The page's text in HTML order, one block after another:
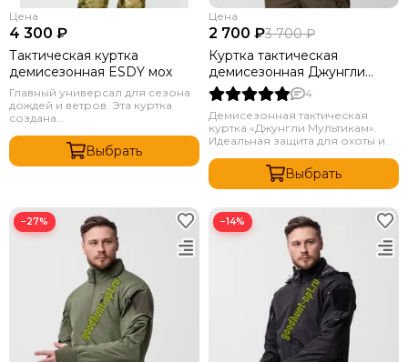
Цена
4 300 ₽
Тактическая куртка
демисезонная ESDY мох
Главный универсал для сезона
дождей и ветров. Эта куртка
создана...
Выбрать
Цена
2 700 ₽3 700 ₽
Куртка тактическая
демисезонная Джунгли
мультикам
4
Демисезонная тактическая
куртка «Джунгли Мультикам».
Идеальная защита для охоты и...
Выбрать
−27% −14%